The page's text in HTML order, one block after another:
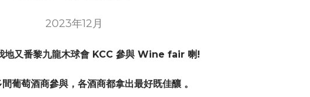
2023年12月
地又番黎九龍木球會 KCC 參與 Wine fair 喇!
葡萄酒商參與，各酒商都拿出最好既佳釀 。